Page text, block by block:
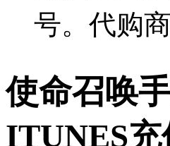
号。代购
使命召唤
ITUNES充